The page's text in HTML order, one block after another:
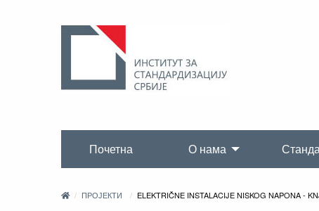
Почетна О нама
ПРОЈЕКТИ ELEKTRIČNE INSTALACIJE NISKOG NAPONA -